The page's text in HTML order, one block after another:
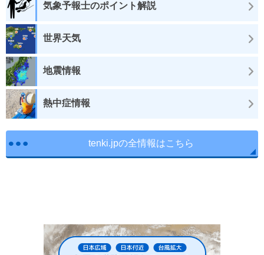
気象予報士のポイント解説
世界天気
地震情報
熱中症情報
tenki.jpの全情報はこちら